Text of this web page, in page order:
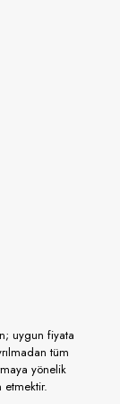
uygun fiyata
tüm
yönelik